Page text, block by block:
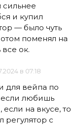
сильнее
и купил
— было чуть
поменял на
ок.
в 07:18
для вейпа по
любишь
на вкусе, то
регулятор с